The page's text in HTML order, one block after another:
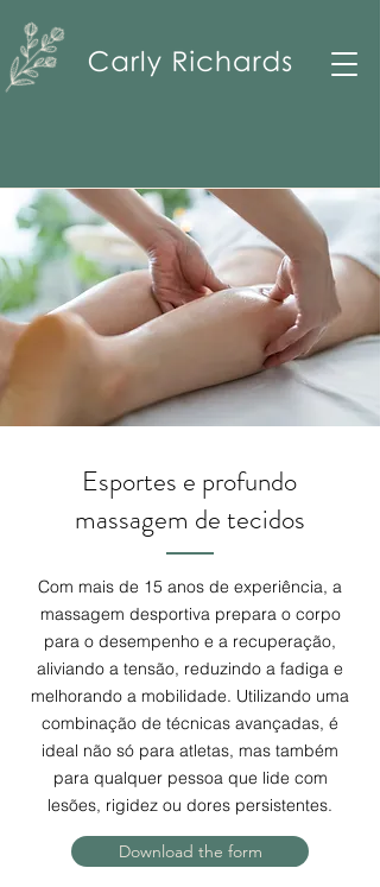
Esportes e profundo
massagem de tecidos
Com mais de 15 anos de experiência, a
massagem desportiva prepara o corpo
para o desempenho e a recuperação,
aliviando a tensão, reduzindo a fadiga e
melhorando a mobilidade. Utilizando uma
combinação de técnicas avançadas, é
ideal não só para atletas, mas também
para qualquer pessoa que lide com
lesões, rigidez ou dores persistentes.
Download the form